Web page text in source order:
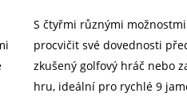
S čtyřmi různými
procvičit své dovednosti
zkušený golfový hráč nebo
hru, ideální pro rychlé 9